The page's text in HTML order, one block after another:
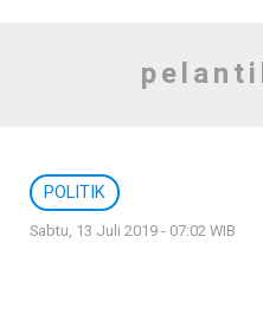
POLITIK
Sabtu, 13 Juli 2019 - 07:02 WIB